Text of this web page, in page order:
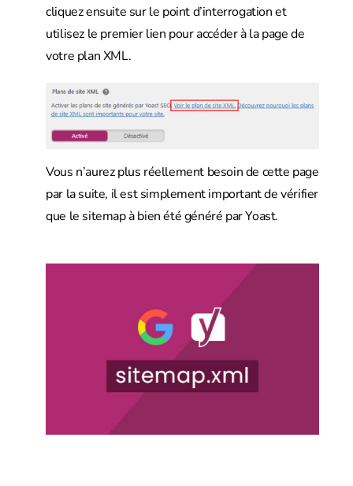
cliquez ensuite sur le point d’interrogation et
utilisez le premier lien pour accéder à la page de
votre plan XML.
Vous n’aurez plus réellement besoin de cette page
par la suite, il est simplement important de vérifier
que le sitemap à bien été généré par Yoast.